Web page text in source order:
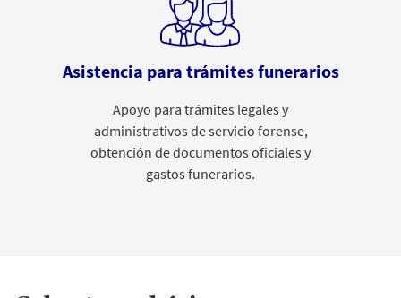
Asistencia para trámites funerarios
Apoyo para trámites legales y
administrativos de servicio forense,
obtención de documentos oficiales y
gastos funerarios.